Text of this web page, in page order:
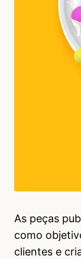
As peças
como
clientes e